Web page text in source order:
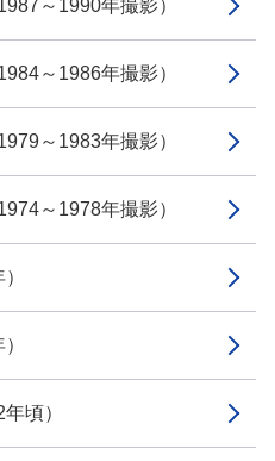
～1990年撮影）
～1986年撮影）
～1983年撮影）
～1978年撮影）
頃）